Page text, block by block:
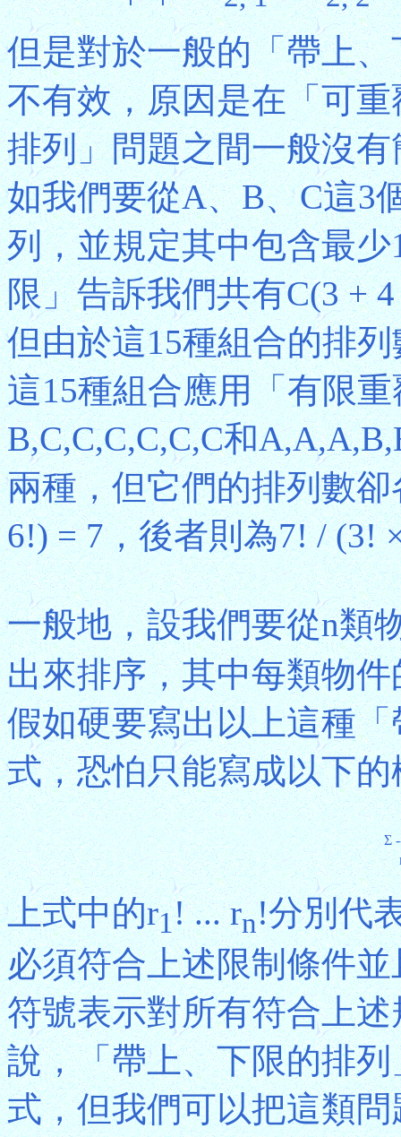
但是對於一般的「帶上
不有效，原因是在「可
排列」問題之間一般沒
如我們要從A、B、C這3
列，並規定其中包含最
限」告訴我們共有C(3 +
但由於這15種組合的排
這15種組合應用「有限
B,C,C,C,C,C,C和
兩種，但它們的排列數
6!) = 7，後者則為7! / (3!
一般地，設我們要從n類
出來排序，其中每類物
假如硬要寫出以上這種
式，恐怕只能寫成以下的
Σ
上式中的r1! ... rn!分別代
必須符合上述限制條件
符號表示對所有符合上
說，「帶上、下限的排
式，但我們可以把這類